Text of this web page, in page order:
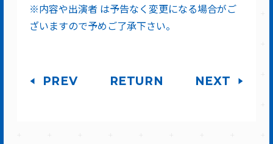
※内容や出演者 は予告なく変更になる場合がご
ざいますので予めご了承下さい。
PREV RETURN NEXT